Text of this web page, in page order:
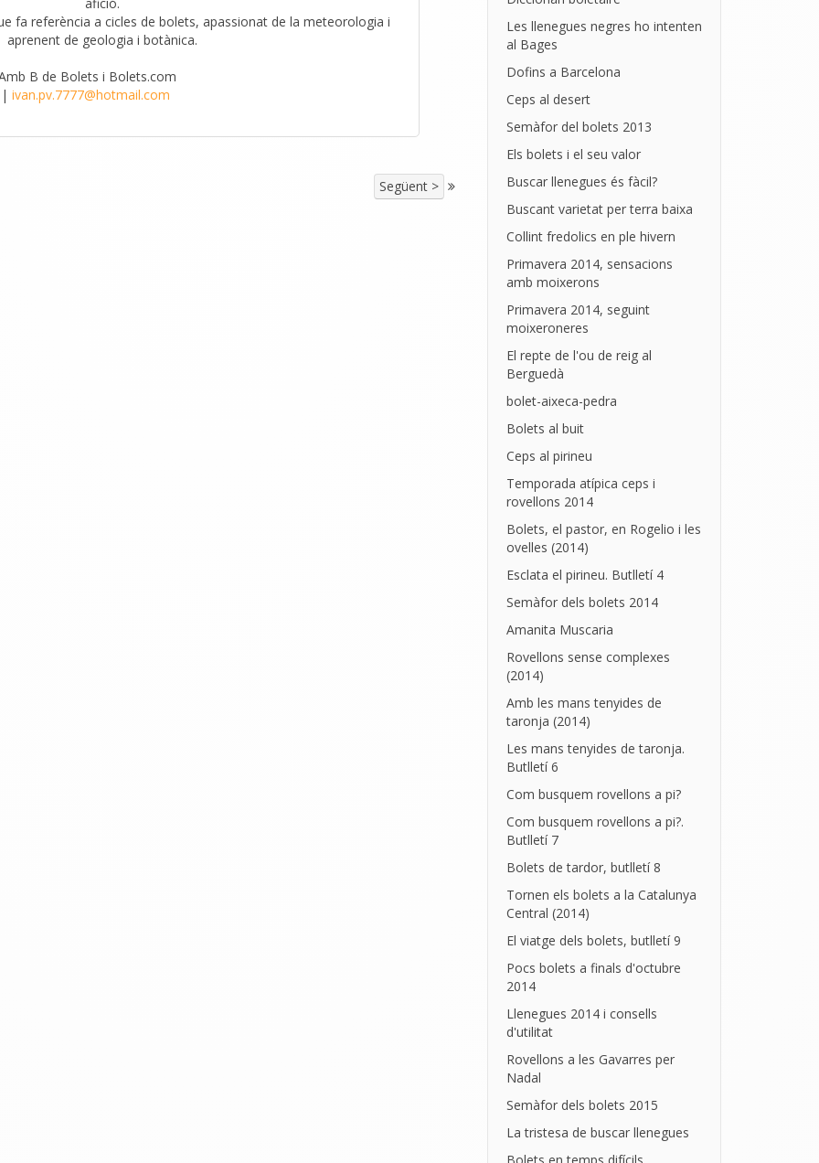
fa referència a cicles de bolets, apassionat de la meteorologia i
aprenent de geologia i botànica.
B de Bolets i Bolets.com
ivan.pv.7777@hotmail.com
Següent >
Les llenegues negres ho intenten
al Bages
Dofins a Barcelona
Ceps al desert
Semàfor del bolets 2013
Els bolets i el seu valor
Buscar llenegues és fàcil?
Buscant varietat per terra baixa
Collint fredolics en ple hivern
Primavera 2014, sensacions
amb moixerons
Primavera 2014, seguint
moixeroneres
El repte de l'ou de reig al
Berguedà
bolet-aixeca-pedra
Bolets al buit
Ceps al pirineu
Temporada atípica ceps i
rovellons 2014
Bolets, el pastor, en Rogelio i les
ovelles (2014)
Esclata el pirineu. Butlletí 4
Semàfor dels bolets 2014
Amanita Muscaria
Rovellons sense complexes
(2014)
Amb les mans tenyides de
taronja (2014)
Les mans tenyides de taronja.
Butlletí 6
Com busquem rovellons a pi?
Com busquem rovellons a pi?.
Butlletí 7
Bolets de tardor, butlletí 8
Tornen els bolets a la Catalunya
Central (2014)
El viatge dels bolets, butlletí 9
Pocs bolets a finals d'octubre
2014
Llenegues 2014 i consells
d'utilitat
Rovellons a les Gavarres per
Nadal
Semàfor dels bolets 2015
La tristesa de buscar llenegues